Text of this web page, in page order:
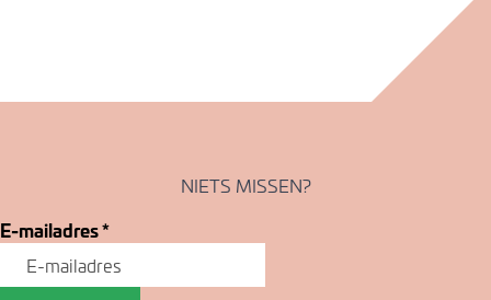
NIETS MISSEN?
E-mailadres*